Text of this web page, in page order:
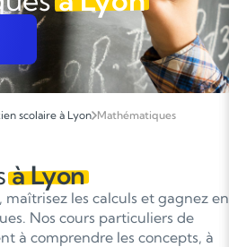
scolaire à Lyon Mathématiques
à Lyon
les calculs et gagnez en
Nos cours particuliers de
à comprendre les concepts, à